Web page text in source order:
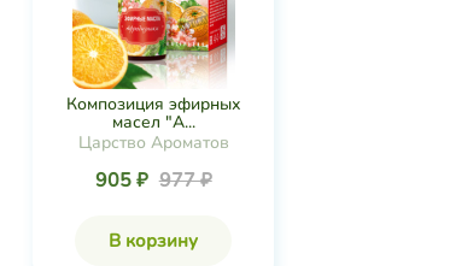
Композиция эфирных
масел "А...
Царство Ароматов
905 ₽ 977 ₽
В корзину